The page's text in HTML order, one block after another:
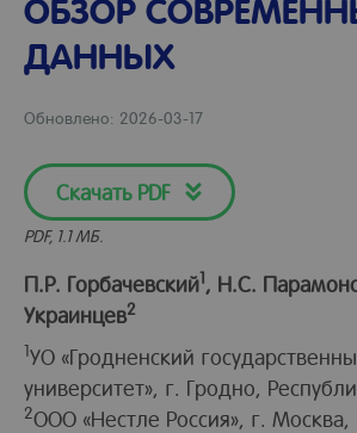
ОБЗОР
ДАННЫХ
Обновлено: 2026-03-17
Скачать PDF
PDF, 1.1 МБ.
П.Р. Горбачевский1, Н.С.
Украинцев2
1УО «Гродненский
университет», г. Гродно,
2ООО «Нестле Россия», г.